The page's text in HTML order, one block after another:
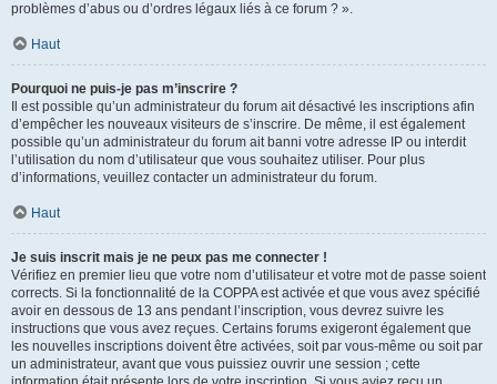
problèmes d’abus ou d’ordres légaux liés à ce forum ? ».
Haut
Pourquoi ne puis-je pas m’inscrire ?
Il est possible qu’un administrateur du forum ait désactivé les inscriptions afin
d’empêcher les nouveaux visiteurs de s’inscrire. De même, il est également
possible qu’un administrateur du forum ait banni votre adresse IP ou interdit
l’utilisation du nom d’utilisateur que vous souhaitez utiliser. Pour plus
d’informations, veuillez contacter un administrateur du forum.
Haut
Je suis inscrit mais je ne peux pas me connecter !
Vérifiez en premier lieu que votre nom d’utilisateur et votre mot de passe soient
corrects. Si la fonctionnalité de la COPPA est activée et que vous avez spécifié
avoir en dessous de 13 ans pendant l’inscription, vous devrez suivre les
instructions que vous avez reçues. Certains forums exigeront également que
les nouvelles inscriptions doivent être activées, soit par vous-même ou soit par
un administrateur, avant que vous puissiez ouvrir une session ; cette